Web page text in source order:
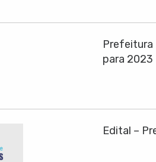
Prefeitura
para 2023
Edital –